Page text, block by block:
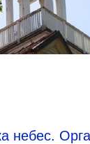
небес.